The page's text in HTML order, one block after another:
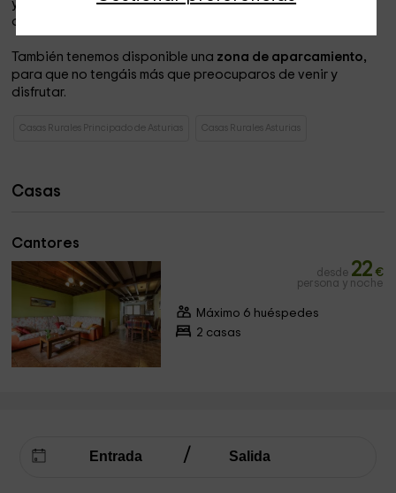
y una estupendaterraza techadadonde os encantará
desayunar mientras os da el solecito de frente.
También tenemos disponible una zona de aparcamiento,
para que no tengáis más que preocuparos de venir y
disfrutar.
Casas Rurales Principado de Asturias Casas Rurales Asturias
Casas
Cantores
desde 22 €
persona y noche
Máximo 6 huéspedes
2 casas